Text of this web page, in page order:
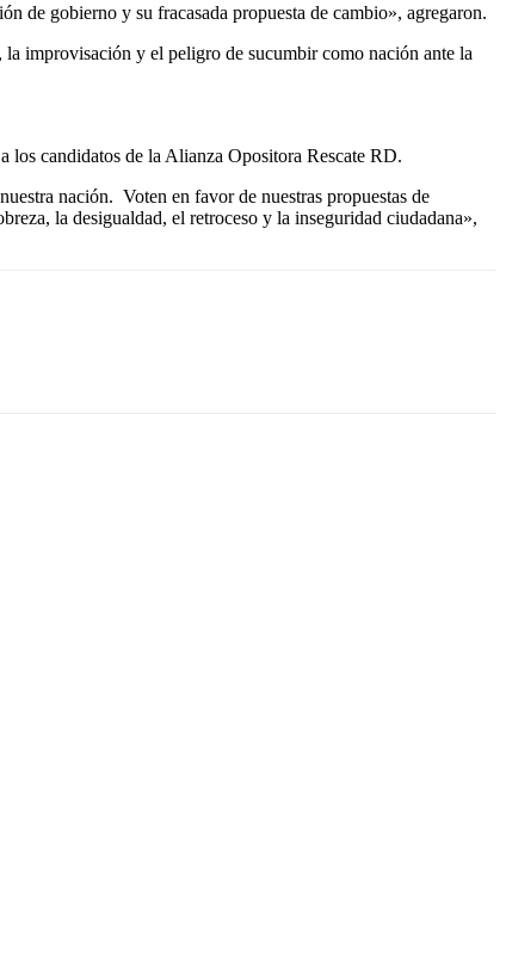
de gobierno y su fracasada propuesta de cambio», agregaron.
la improvisación y el peligro de sucumbir como nación ante la
candidatos de la Alianza Opositora Rescate RD.
nación. Voten en favor de nuestras propuestas de
la desigualdad, el retroceso y la inseguridad ciudadana»,